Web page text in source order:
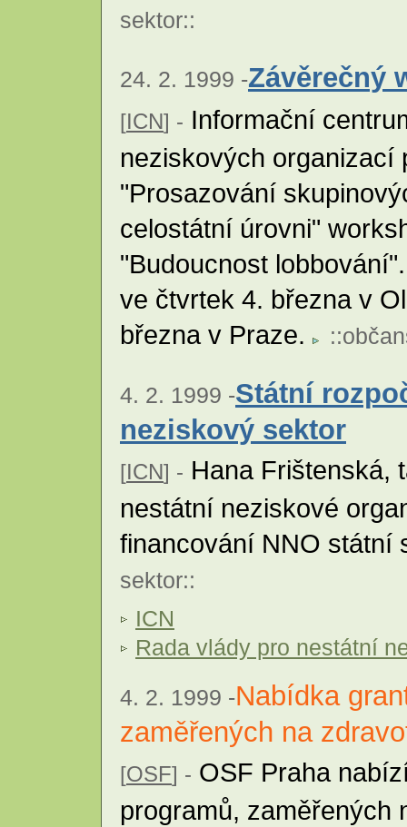
sektor::
24. 2. 1999 -Závěrečný
[ ICN] - Informační
neziskových organizací
"Prosazování
celostátní úrovni"
"Budoucnost
ve čtvrtek 4. března v
března v Praze.
::
4. 2. 1999 -Státní
neziskový sektor
[ ICN] - Hana Frištenská,
nestátní neziskové
financování NNO státní
sektor::
ICN
Rada vlády pro nestátní
4. 2. 1999 -Nabídka
zaměřených na
[OSF] - OSF Praha
programů, zaměřených